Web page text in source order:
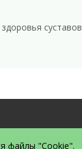
суставов
файлы "Cookie".